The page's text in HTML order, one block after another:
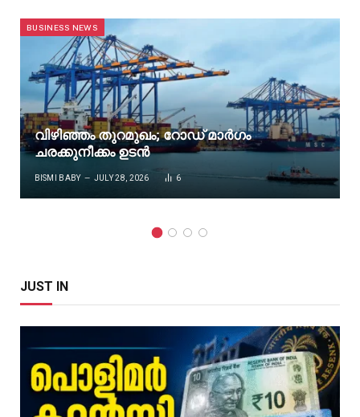
BUSINESS NEWS
വിഴിഞ്ഞം തുറമുഖം; റോഡ് മാർഗം
ചരക്കുനീക്കം ഉടൻ
BISMI BABY JULY 28, 2026 6
JUST IN